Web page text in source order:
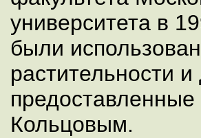
университета в
были
растительности
Кольцовым.